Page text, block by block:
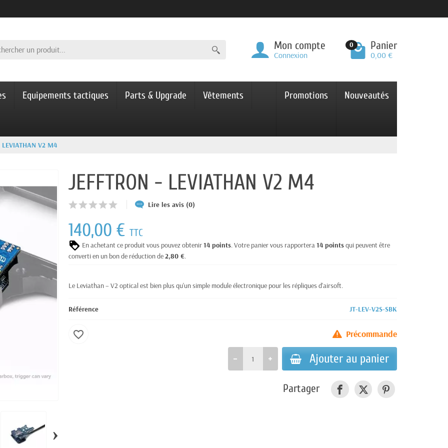
Mon compte
Connexion
0 Panier
0,00 €
Equipements tactiques Parts & Upgrade Vêtements Promotions Nouveautés
LEVIATHAN V2 M4
›
JEFFTRON - LEVIATHAN V2 M4
Lire les avis (0)
140,00 €TTC
En achetant ce produit vous pouvez obtenir14 points. Votre panier vous rapportera14 pointsqui peuvent être
converti en un bon de réduction de2,80 €.
Le Leviathan – V2 optical est bien plus qu'un simple module électronique pour les répliques d'airsoft.
Référence JT-LEV-V2S-SBK
Précommande
Ajouter au panier
favorite_border
Partager